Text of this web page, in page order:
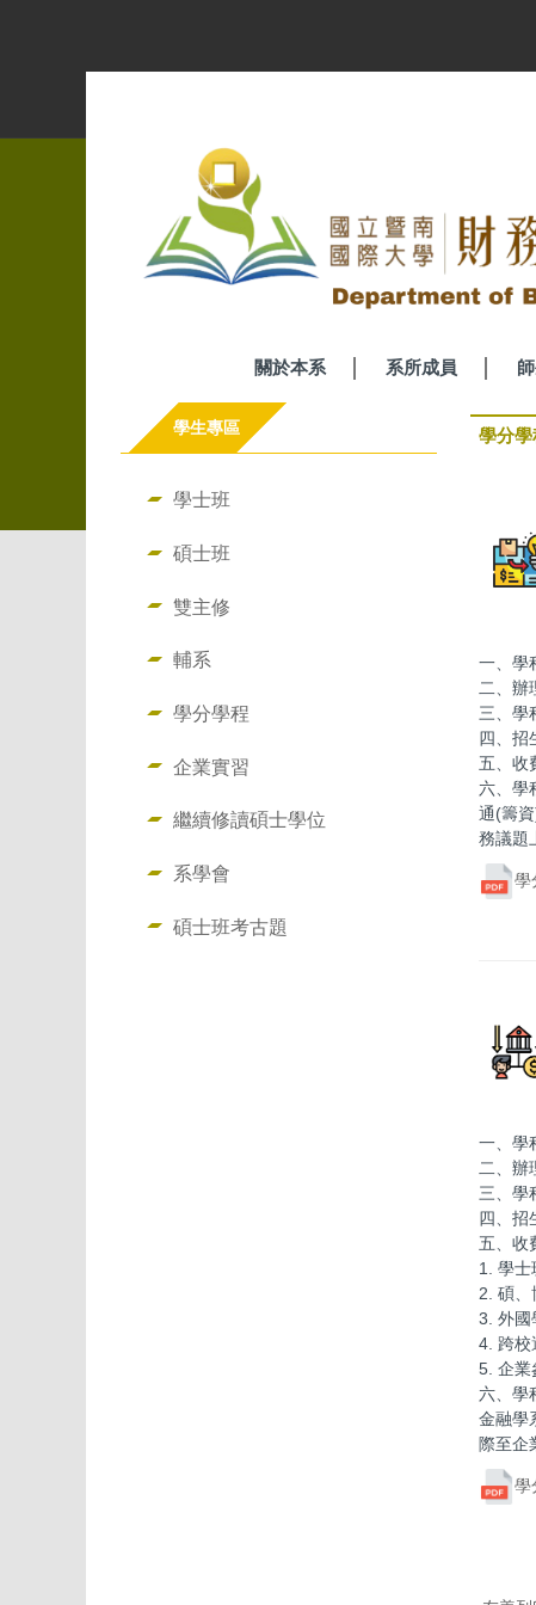
容
關於本系 系所成員
學生專區
學士班
碩士班
雙主修
輔系
學分學程
企業實習
繼續修讀碩士學位
系學會
碩士班考古題
學分學
一、學
二、辦
三、學
四、招
五、收
六、學
通(籌
務議題
學
一、學
二、辦
三、學
四、招
五、收
1. 學士
2. 碩、
3. 外國
4. 跨校
5. 企業
六、學
金融學
際至企
學